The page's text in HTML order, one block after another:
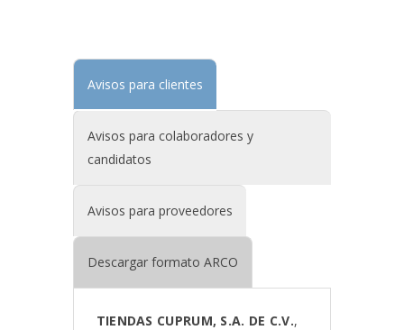
Avisos para clientes
Avisos para colaboradores y
candidatos
Avisos para proveedores
Descargar formato ARCO
TIENDAS CUPRUM, S.A. DE C.V.,